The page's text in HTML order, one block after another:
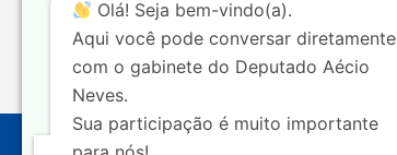
Olá! Seja bem-vindo(a).
Aqui você pode conversar diretamente
com o gabinete do Deputado Aécio
Neves.
Sua participação é muito importante